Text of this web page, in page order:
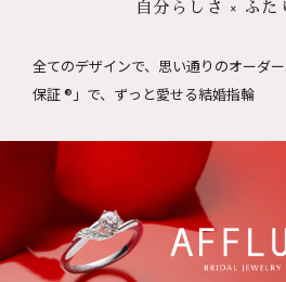
自分らしさ × ふた
全てのデザインで、思い通りのオーダー
保証 ®」で、ずっと愛せる結婚指輪